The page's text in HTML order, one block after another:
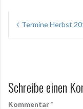
Termine Herbst
Schreibe einen
Kommentar*